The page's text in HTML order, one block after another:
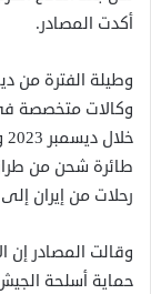
أكدت المصادر.
وكالات متخصصة
رحلات من إيران
وقالت المصادر إن
حماية أسلحة